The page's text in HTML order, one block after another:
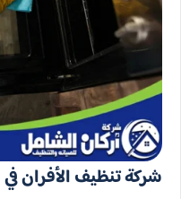
شركة تنظيف الأفران